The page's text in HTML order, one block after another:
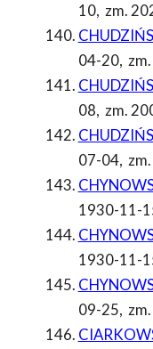
10, zm.
04-20,
08, zm.
07-04,
1930-11-
1930-11-
09-25,